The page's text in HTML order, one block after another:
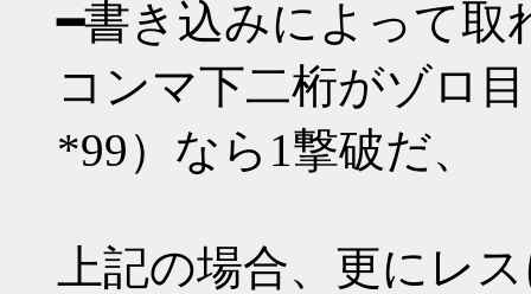
━書き込みによって
コンマ下二桁がゾロ
*99）なら1撃破だ、
上記の場合、更にレ